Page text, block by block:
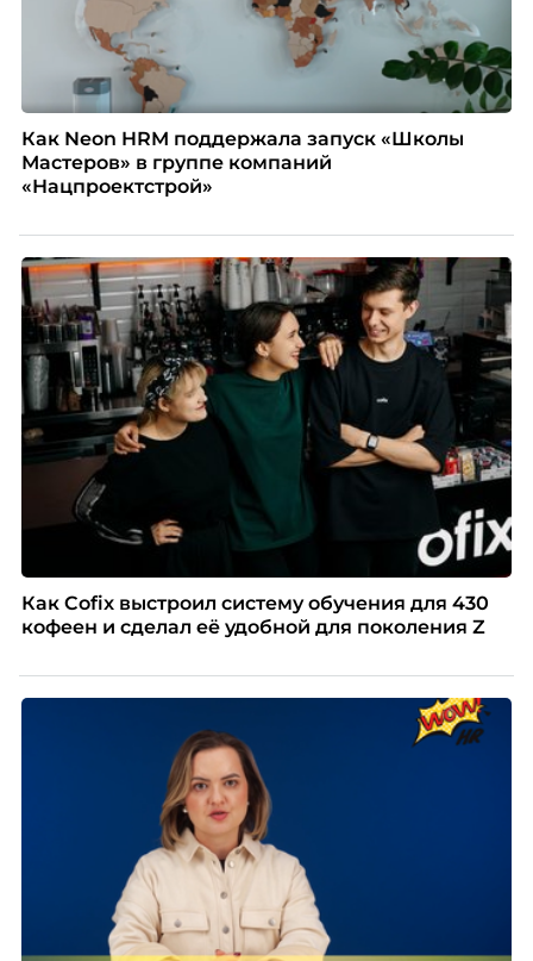
Как Neon HRM поддержала запуск «Школы
Мастеров» в группе компаний
«Нацпроектстрой»
Как Cofix выстроил систему обучения для 430
кофеен и сделал её удобной для поколения Z